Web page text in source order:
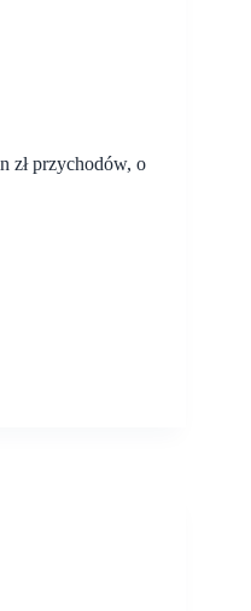
zł przychodów, o